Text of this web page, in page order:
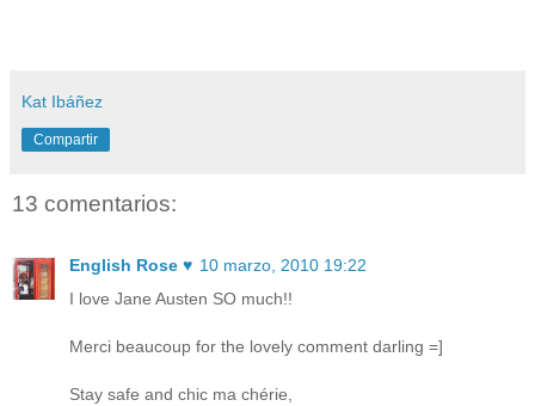
Kat Ibáñez
Compartir
13 comentarios:
English Rose ♥ 10 marzo, 2010 19:22
I love Jane Austen SO much!!
Merci beaucoup for the lovely comment darling =]
Stay safe and chic ma chérie,